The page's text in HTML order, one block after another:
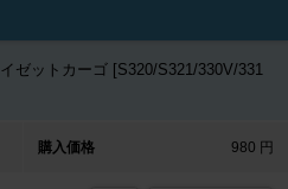
ゼットカーゴ [S320/S321/330V/331
購入価格 980 円